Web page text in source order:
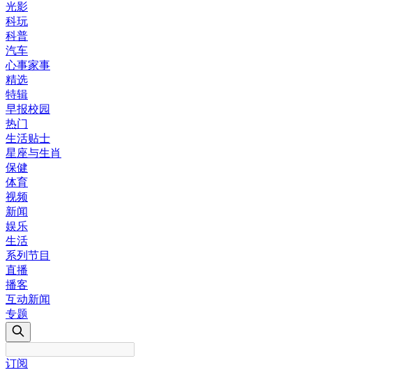
光影
科玩
科普
汽车
心事家事
精选
特辑
早报校园
热门
生活贴士
星座与生肖
保健
体育
视频
新闻
娱乐
生活
系列节目
直播
播客
互动新闻
专题
订阅